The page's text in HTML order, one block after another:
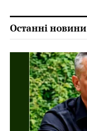
Останні новини